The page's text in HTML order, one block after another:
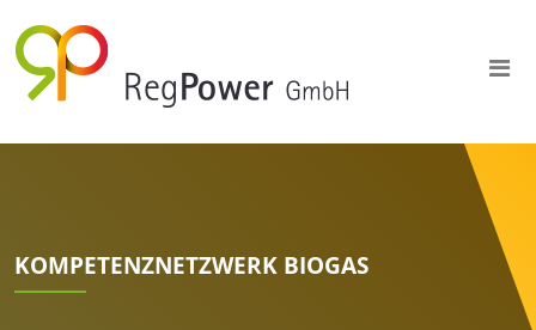
KOMPETENZNETZWERK BIOGAS